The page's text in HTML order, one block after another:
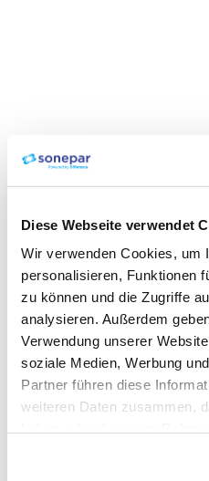
Diese Webseite verwendet
Wir verwenden Cookies, um
personalisieren, Funktionen
zu können und die Zugriffe
analysieren. Außerdem
Verwendung unserer
soziale Medien, Werbung
Partner führen diese
weiteren Daten zusammen,